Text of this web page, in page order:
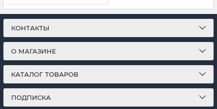
КОНТАКТЫ
О МАГАЗИНЕ
КАТАЛОГ ТОВАРОВ
ПОДПИСКА